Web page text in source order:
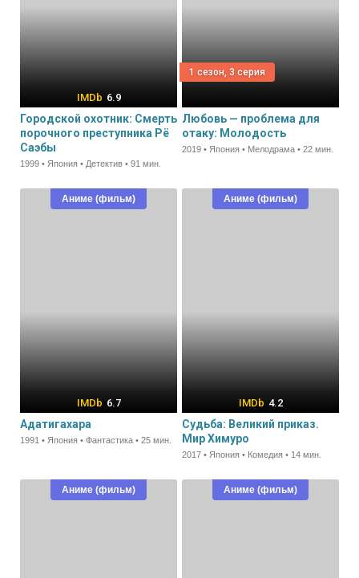
6.9
Городской охотник: Смерть
порочного преступника Рё
Саэбы
1999 • Япония • Детектив • 91 мин.
1 сезон, 3 серия
Любовь — проблема для
отаку: Молодость
2019 • Япония • Мелодрама • 22 мин.
Аниме (фильм)
6.7
Адатигахара
1991 • Япония • Фантастика • 25 мин.
Аниме (фильм)
4.2
Судьба: Великий приказ.
Мир Химуро
2017 • Япония • Комедия • 14 мин.
Аниме (фильм) Аниме (фильм)